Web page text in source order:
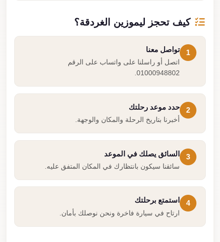
كيف تحجز ليموزين الغردقة؟
1
تواصل معنا
اتصل أو راسلنا على واتساب على الرقم
01000948802.
2
حدد موعد رحلتك
أخبرنا بتاريخ الرحلة والمكان والوجهة.
3
السائق يصلك في الموعد
سائقنا سيكون بانتظارك في المكان المتفق عليه.
4
استمتع برحلتك
ارتاح في سيارة فاخرة ونحن نوصلك بأمان.